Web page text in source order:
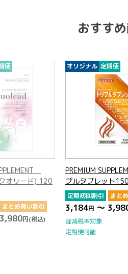
おすす
便
トリ
ト150粒
円(税込)
オリジナル 定期便
PREMIUM
Equolead(エクオ
粒
定期初回割引 ま
3,184円～ 3,980
軽減税率対象